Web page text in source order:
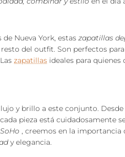
Nueva York, estas zapatillas
del outfit. Son perfectos
zapatillas ideales para
y brillo a este conjunto. Desde
pieza está cuidadosamente
, creemos en la importancia
y elegancia.